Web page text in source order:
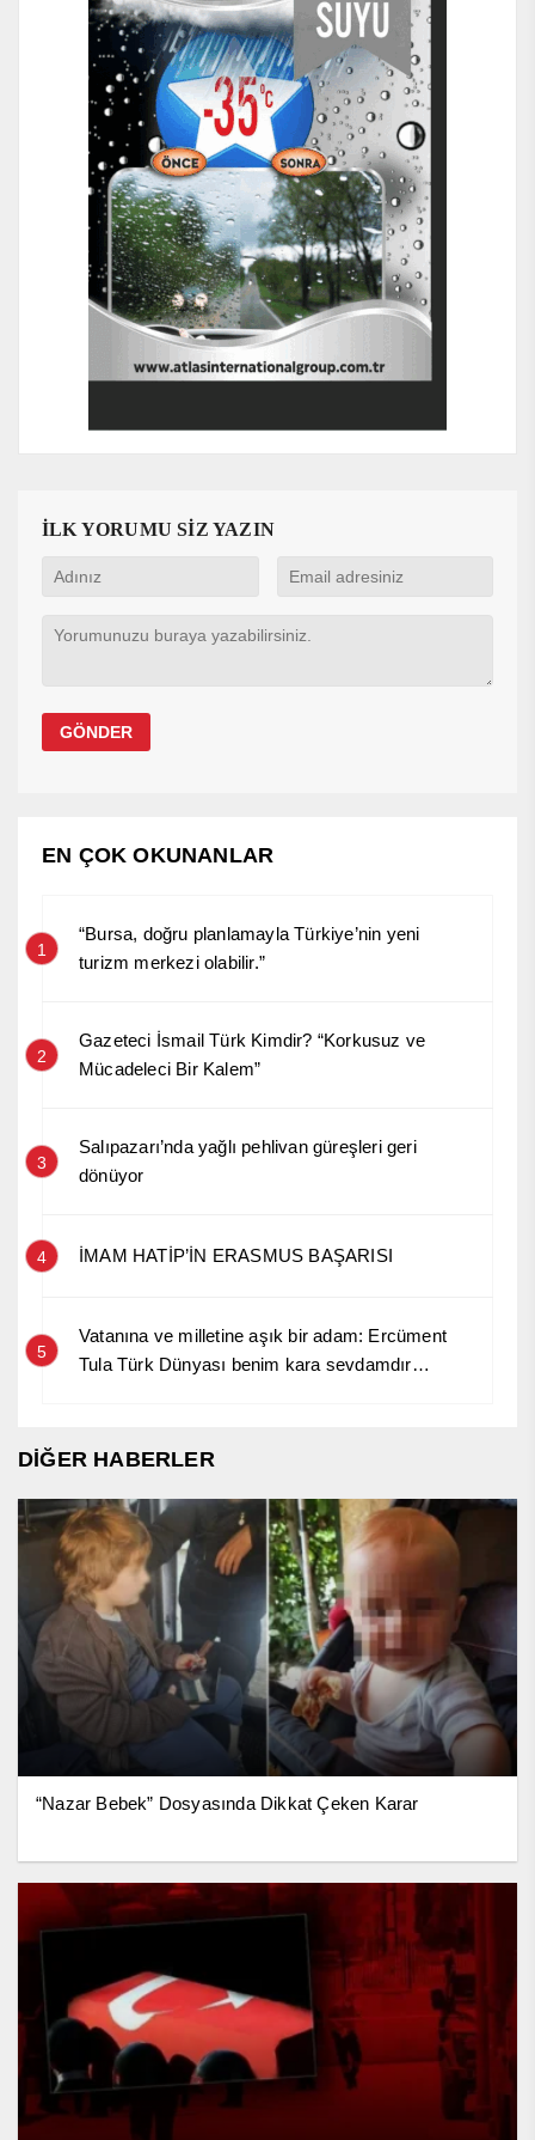
İLK YORUMU SİZ YAZIN
EN ÇOK OKUNANLAR
1
“Bursa, doğru planlamayla Türkiye’nin yeni
turizm merkezi olabilir.”
2
Gazeteci İsmail Türk Kimdir? “Korkusuz ve
Mücadeleci Bir Kalem”
3
Salıpazarı’nda yağlı pehlivan güreşleri geri
dönüyor
4 İMAM HATİP’İN ERASMUS BAŞARISI
5
Vatanına ve milletine aşık bir adam: Ercüment
Tula Türk Dünyası benim kara sevdamdır…
DİĞER HABERLER
“Nazar Bebek” Dosyasında Dikkat Çeken Karar